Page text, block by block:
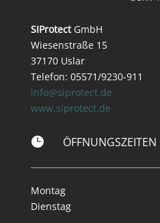
SIProtectGmbH
Wiesenstraße 15
37170 Uslar
Telefon: 05571/9230-911
info@siprotect.de
www.siprotect.de
 ÖFFNUNGSZEITEN
Montag
Dienstag